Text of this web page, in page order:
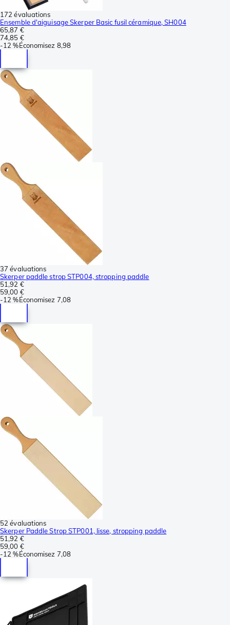
172 évaluations
Ensemble d'aiguisage Skerper Basic fusil céramique, SH004
65,87 €
74,85 €
-12 %Économisez 8,98
37 évaluations
Skerper paddle strop STP004, stropping paddle
51,92 €
59,00 €
-12 %Économisez 7,08
52 évaluations
Skerper Paddle Strop STP001, lisse, stropping paddle
51,92 €
59,00 €
-12 %Économisez 7,08